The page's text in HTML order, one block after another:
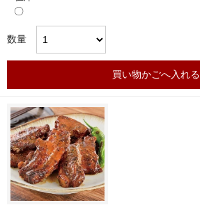
〇
数量
買い物かごへ入れる